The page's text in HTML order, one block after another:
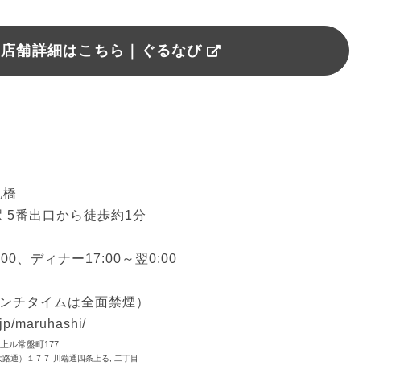
店舗詳細はこちら｜ぐるなび
5番出口から徒歩約1分
、ディナー17:00～翌0:00
チタイムは全面禁煙）
maruhashi/
ル常盤町177
通）１７７ 川端通四条上る, 二丁目